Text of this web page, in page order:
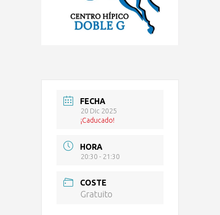
FECHA
20 Dic 2025
¡Caducado!
HORA
20:30 - 21:30
COSTE
Gratuito